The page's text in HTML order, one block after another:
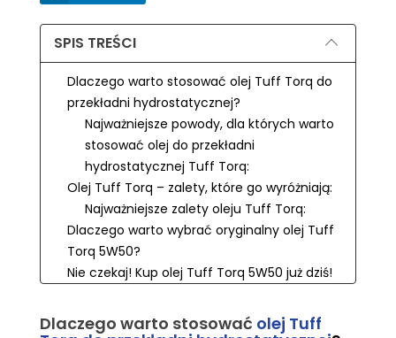
SPIS TREŚCI
Dlaczego warto stosować olej Tuff Torq do
przekładni hydrostatycznej?
Najważniejsze powody, dla których warto
stosować olej do przekładni
hydrostatycznej Tuff Torq:
Olej Tuff Torq – zalety, które go wyróżniają:
Najważniejsze zalety oleju Tuff Torq:
Dlaczego warto wybrać oryginalny olej Tuff
Torq 5W50?
Nie czekaj! Kup olej Tuff Torq 5W50 już dziś!
Dlaczego warto stosować olej Tuff